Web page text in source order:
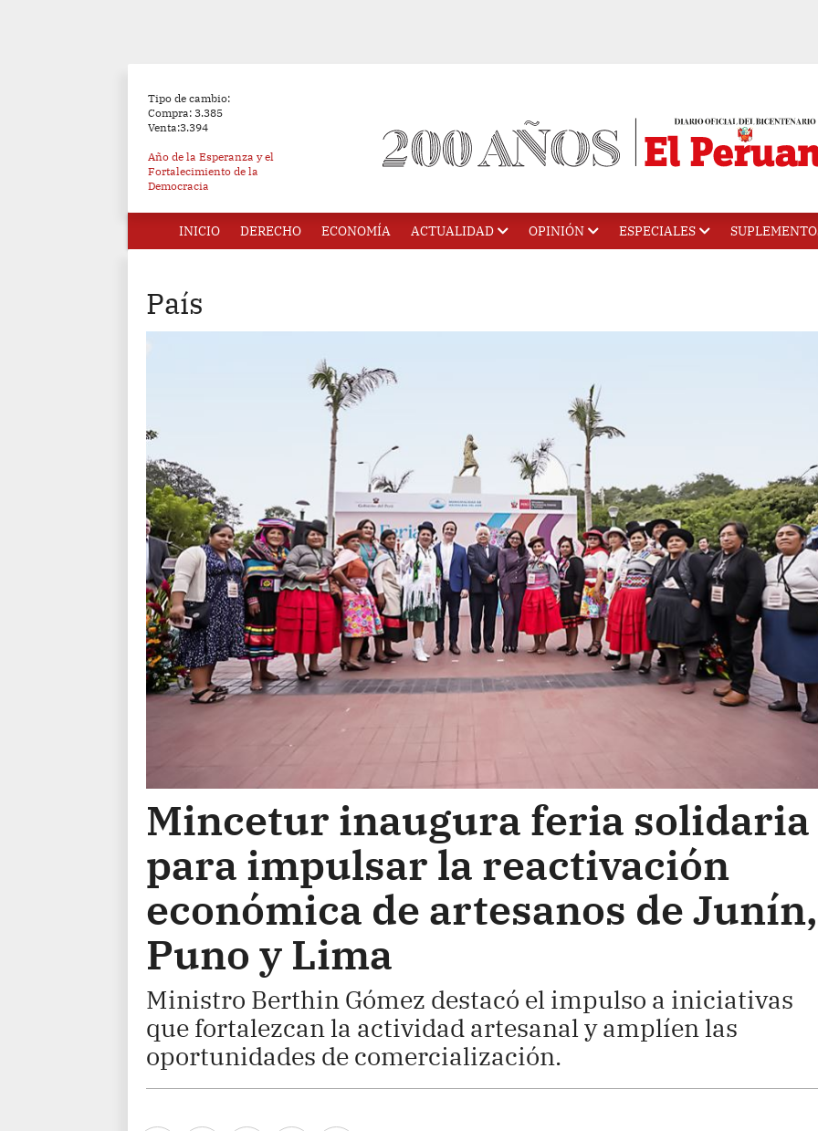
Tipo de cambio:
Compra: 3.385
Venta:3.394
Año de la Esperanza y el
Fortalecimiento de la
Democracia
INICIO DERECHO ECONOMÍA ACTUALIDAD OPINIÓN ESPECIALES
País
Mincetur inaugura feria solidaria
para impulsar la reactivación
económica de artesanos de Junín,
Puno y Lima
Ministro Berthin Gómez destacó el impulso a iniciativas
que fortalezcan la actividad artesanal y amplíen las
oportunidades de comercialización.